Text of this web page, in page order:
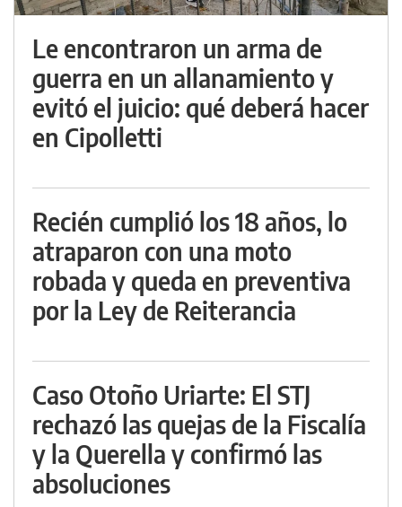
Le encontraron un arma de
guerra en un allanamiento y
evitó el juicio: qué deberá hacer
en Cipolletti
Recién cumplió los 18 años, lo
atraparon con una moto
robada y queda en preventiva
por la Ley de Reiterancia
Caso Otoño Uriarte: El STJ
rechazó las quejas de la Fiscalía
y la Querella y confirmó las
absoluciones